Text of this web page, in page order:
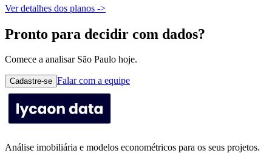
Ver detalhes dos planos ->
Pronto para decidir com dados?
Comece a analisar São Paulo hoje.
Cadastre-se Falar com a equipe
Análise imobiliária e modelos econométricos para os seus projetos.